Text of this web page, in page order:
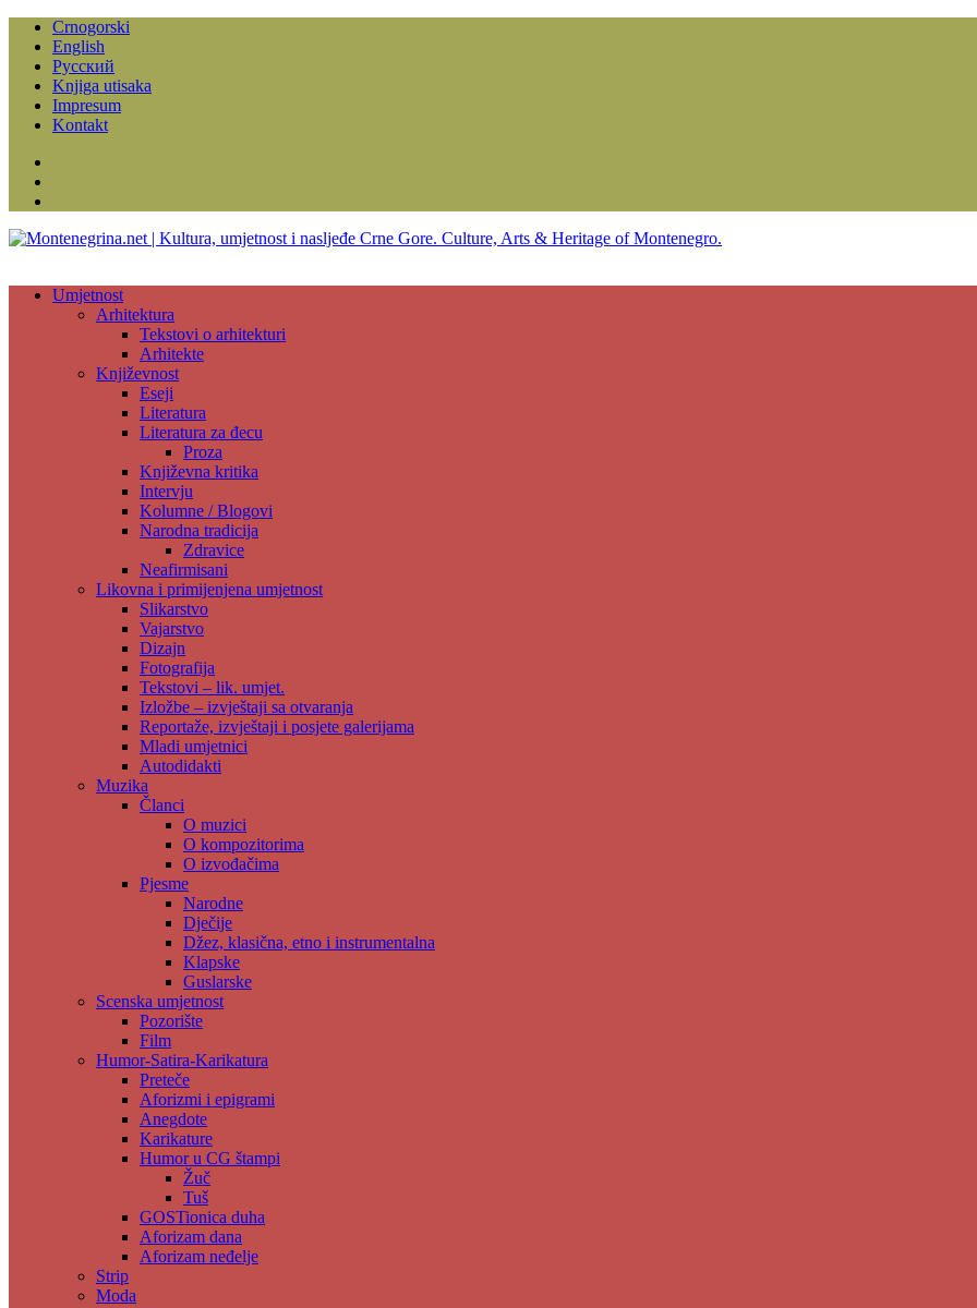
Crnogorski
English
Русский
Knjiga utisaka
Impresum
Kontakt
Umjetnost
Arhitektura
Tekstovi o arhitekturi
Arhitekte
Književnost
Eseji
Literatura
Literatura za đecu
Proza
Književna kritika
Intervju
Kolumne / Blogovi
Narodna tradicija
Zdravice
Neafirmisani
Likovna i primijenjena umjetnost
Slikarstvo
Vajarstvo
Dizajn
Fotografija
Tekstovi – lik. umjet.
Izložbe – izvještaji sa otvaranja
Reportaže, izvještaji i posjete galerijama
Mladi umjetnici
Autodidakti
Muzika
Članci
O muzici
O kompozitorima
O izvođačima
Pjesme
Narodne
Dječije
Džez, klasična, etno i instrumentalna
Klapske
Guslarske
Scenska umjetnost
Pozorište
Film
Humor-Satira-Karikatura
Preteče
Aforizmi i epigrami
Anegdote
Karikature
Humor u CG štampi
Žuč
Tuš
GOSTionica duha
Aforizam dana
Aforizam neđelje
Strip
Moda